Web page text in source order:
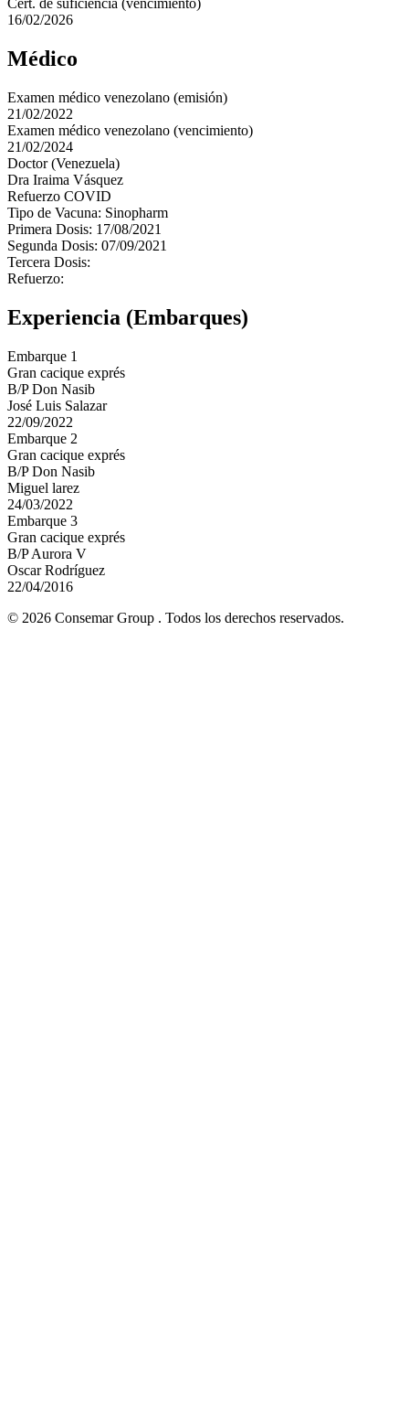
Cert. de suficiencia (vencimiento)
16/02/2026
Médico
Examen médico venezolano (emisión)
21/02/2022
Examen médico venezolano (vencimiento)
21/02/2024
Doctor (Venezuela)
Dra Iraima Vásquez
Refuerzo COVID
Tipo de Vacuna: Sinopharm
Primera Dosis: 17/08/2021
Segunda Dosis: 07/09/2021
Tercera Dosis:
Refuerzo:
Experiencia (Embarques)
Embarque 1
Gran cacique exprés
B/P Don Nasib
José Luis Salazar
22/09/2022
Embarque 2
Gran cacique exprés
B/P Don Nasib
Miguel larez
24/03/2022
Embarque 3
Gran cacique exprés
B/P Aurora V
Oscar Rodríguez
22/04/2016
© 2026 Consemar Group . Todos los derechos reservados.